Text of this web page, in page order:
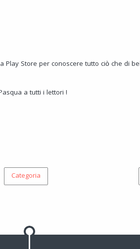
Play Store per conoscere tutto ciò che di
a tutti i lettori !
Categoria